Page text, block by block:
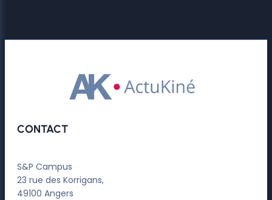
CONTACT
S&P Campus
23 rue des Korrigans,
49100 Angers